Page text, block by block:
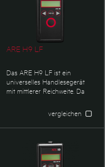
ARE H9 LF
Das ARE H9 LF ist ein
universelles Handlesegerät
mit mittlerer Reichweite. Da
nach ISO 11784/11785 auch
eine Vielzahl von anderen
Transpondertypen gelesen
hervorragend für die mobile
Datenerfassung und -
management im Tierbereich
vergleichen